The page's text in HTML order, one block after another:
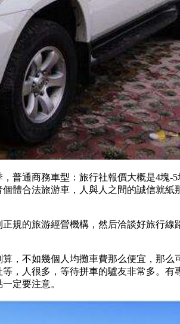
普通商務車型：旅行社報價大概是4塊-
體合法旅游車，人與人之間的誠信就
規的旅游經營機構，然后洽談好旅行
，不如幾個人均攤車費那么便宜，那
，人很多，等待拼車的驢友非常多。
定要注意。